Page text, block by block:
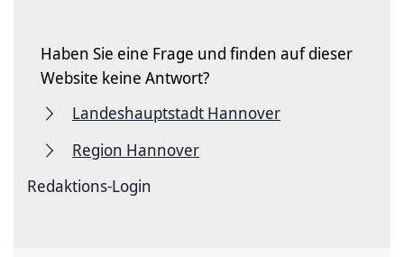
Haben Sie eine Frage und finden auf dieser
Website keine Antwort?
Landeshauptstadt Hannover
Region Hannover
Redaktions-Login